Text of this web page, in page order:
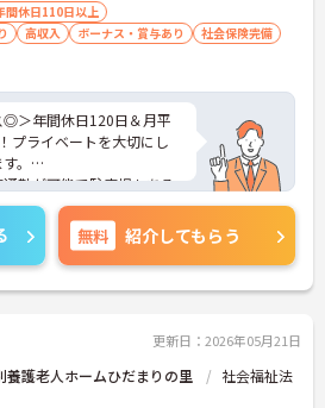
間休日110日以上
高収入 ボーナス・賞与あり
社会保険完備
◎＞年間休日120日＆月平
プライベートを大切にし
。
勤が可能で駐車場もある
ポイントなど、さらに詳
軽にご相談ください。
無料 紹介してもらう
更新日：2026年05月21日
養護老人ホームひだまりの里
社会福祉法